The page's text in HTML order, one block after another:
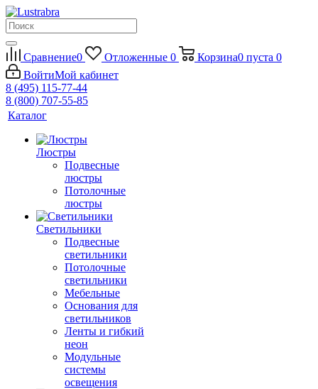
Сравнение0 Отложенные 0 Корзина0 пуста 0
ВойтиМой кабинет
8 (495) 115-77-44
8 (800) 707-55-85
Каталог
Люстры
Подвесные
люстры
Потолочные
люстры
Светильники
Подвесные
светильники
Потолочные
светильники
Мебельные
Основания для
светильников
Ленты и гибкий
неон
Модульные
системы
освещения